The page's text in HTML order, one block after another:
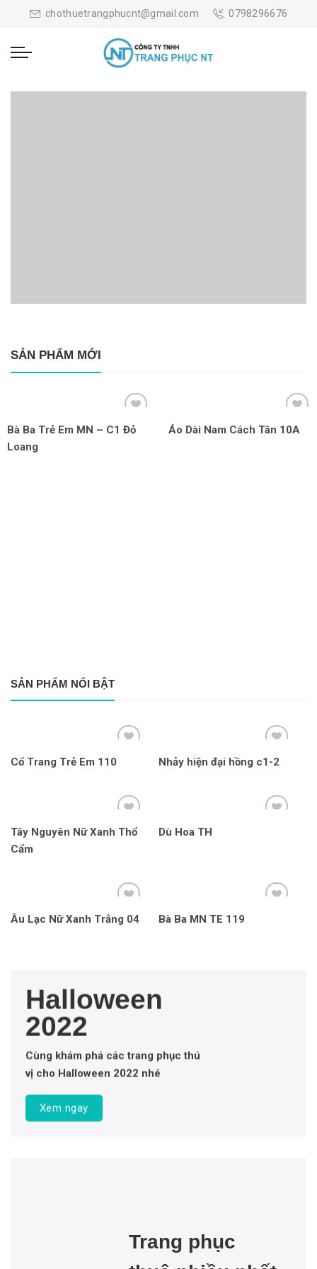
chothuetrangphucnt@gmail.com 0798296676
SẢN PHẨM MỚI
Bà Ba Trẻ Em MN – C1 Đỏ
Loang
Áo Dài Nam Cách Tân 10A
SẢN PHẨM NỔI BẬT
Cổ Trang Trẻ Em 110 Nhảy hiện đại hồng c1-2
Tây Nguyên Nữ Xanh Thổ
Cẩm
Dù Hoa TH
Âu Lạc Nữ Xanh Trắng 04 Bà Ba MN TE 119
Halloween
2022
Cùng khám phá các trang phục thú
vị cho Halloween 2022 nhé
Xem ngay
Trang phục